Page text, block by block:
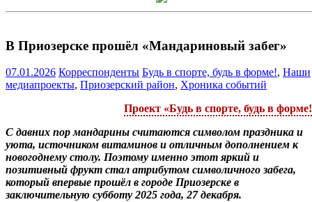
В Приозерске прошёл «Мандариновый забег»
07.01.2026 Корреспонденты Будь в спорте, будь в форме!, Наши
медиапроекты, Приозерский район, Хроника событий
Проект «Будь в спорте, будь в
С давних пор мандарины считаются символом праздника и
уюта, источником витаминов и отличным дополнением к
новогоднему столу. Поэтому именно этот яркий и
позитивный фрукт стал атрибутом символичного забега,
который впервые прошёл в городе Приозерске в
заключительную субботу 2025 года, 27 декабря.